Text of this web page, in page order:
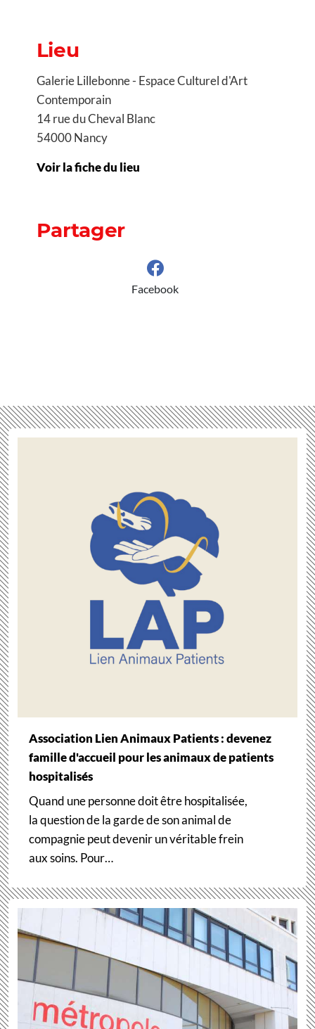
Lieu
Galerie Lillebonne - Espace Culturel d'Art
Contemporain
14 rue du Cheval Blanc
54000 Nancy
Voir la fiche du lieu
Partager
Facebook
Association Lien Animaux Patients : devenez
famille d'accueil pour les animaux de patients
hospitalisés
Quand une personne doit être hospitalisée,
la question de la garde de son animal de
compagnie peut devenir un véritable frein
aux soins. Pour…